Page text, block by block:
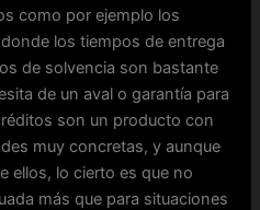
como por ejemplo los
los tiempos de entrega
de solvencia son bastante
de un aval o garantía para
son un producto con
muy concretas, y aunque
ellos, lo cierto es que no
más que para situaciones